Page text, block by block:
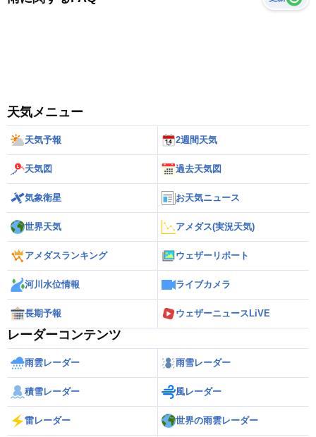
天気メニュー
天気予報 2週間天気
天気図 過去天気図
気象衛星 お天気ニュース
世界天気 アメダス(実況天気)
アメダスランキング ウェザーリポート
河川水位情報 ライブカメラ
長期予報 ウェザーニュースLiVE
レーダーコンテンツ
雨雲レーダー 雨雪レーダー
積雪レーダー 風レーダー
雷レーダー 世界の雨雲レーダー